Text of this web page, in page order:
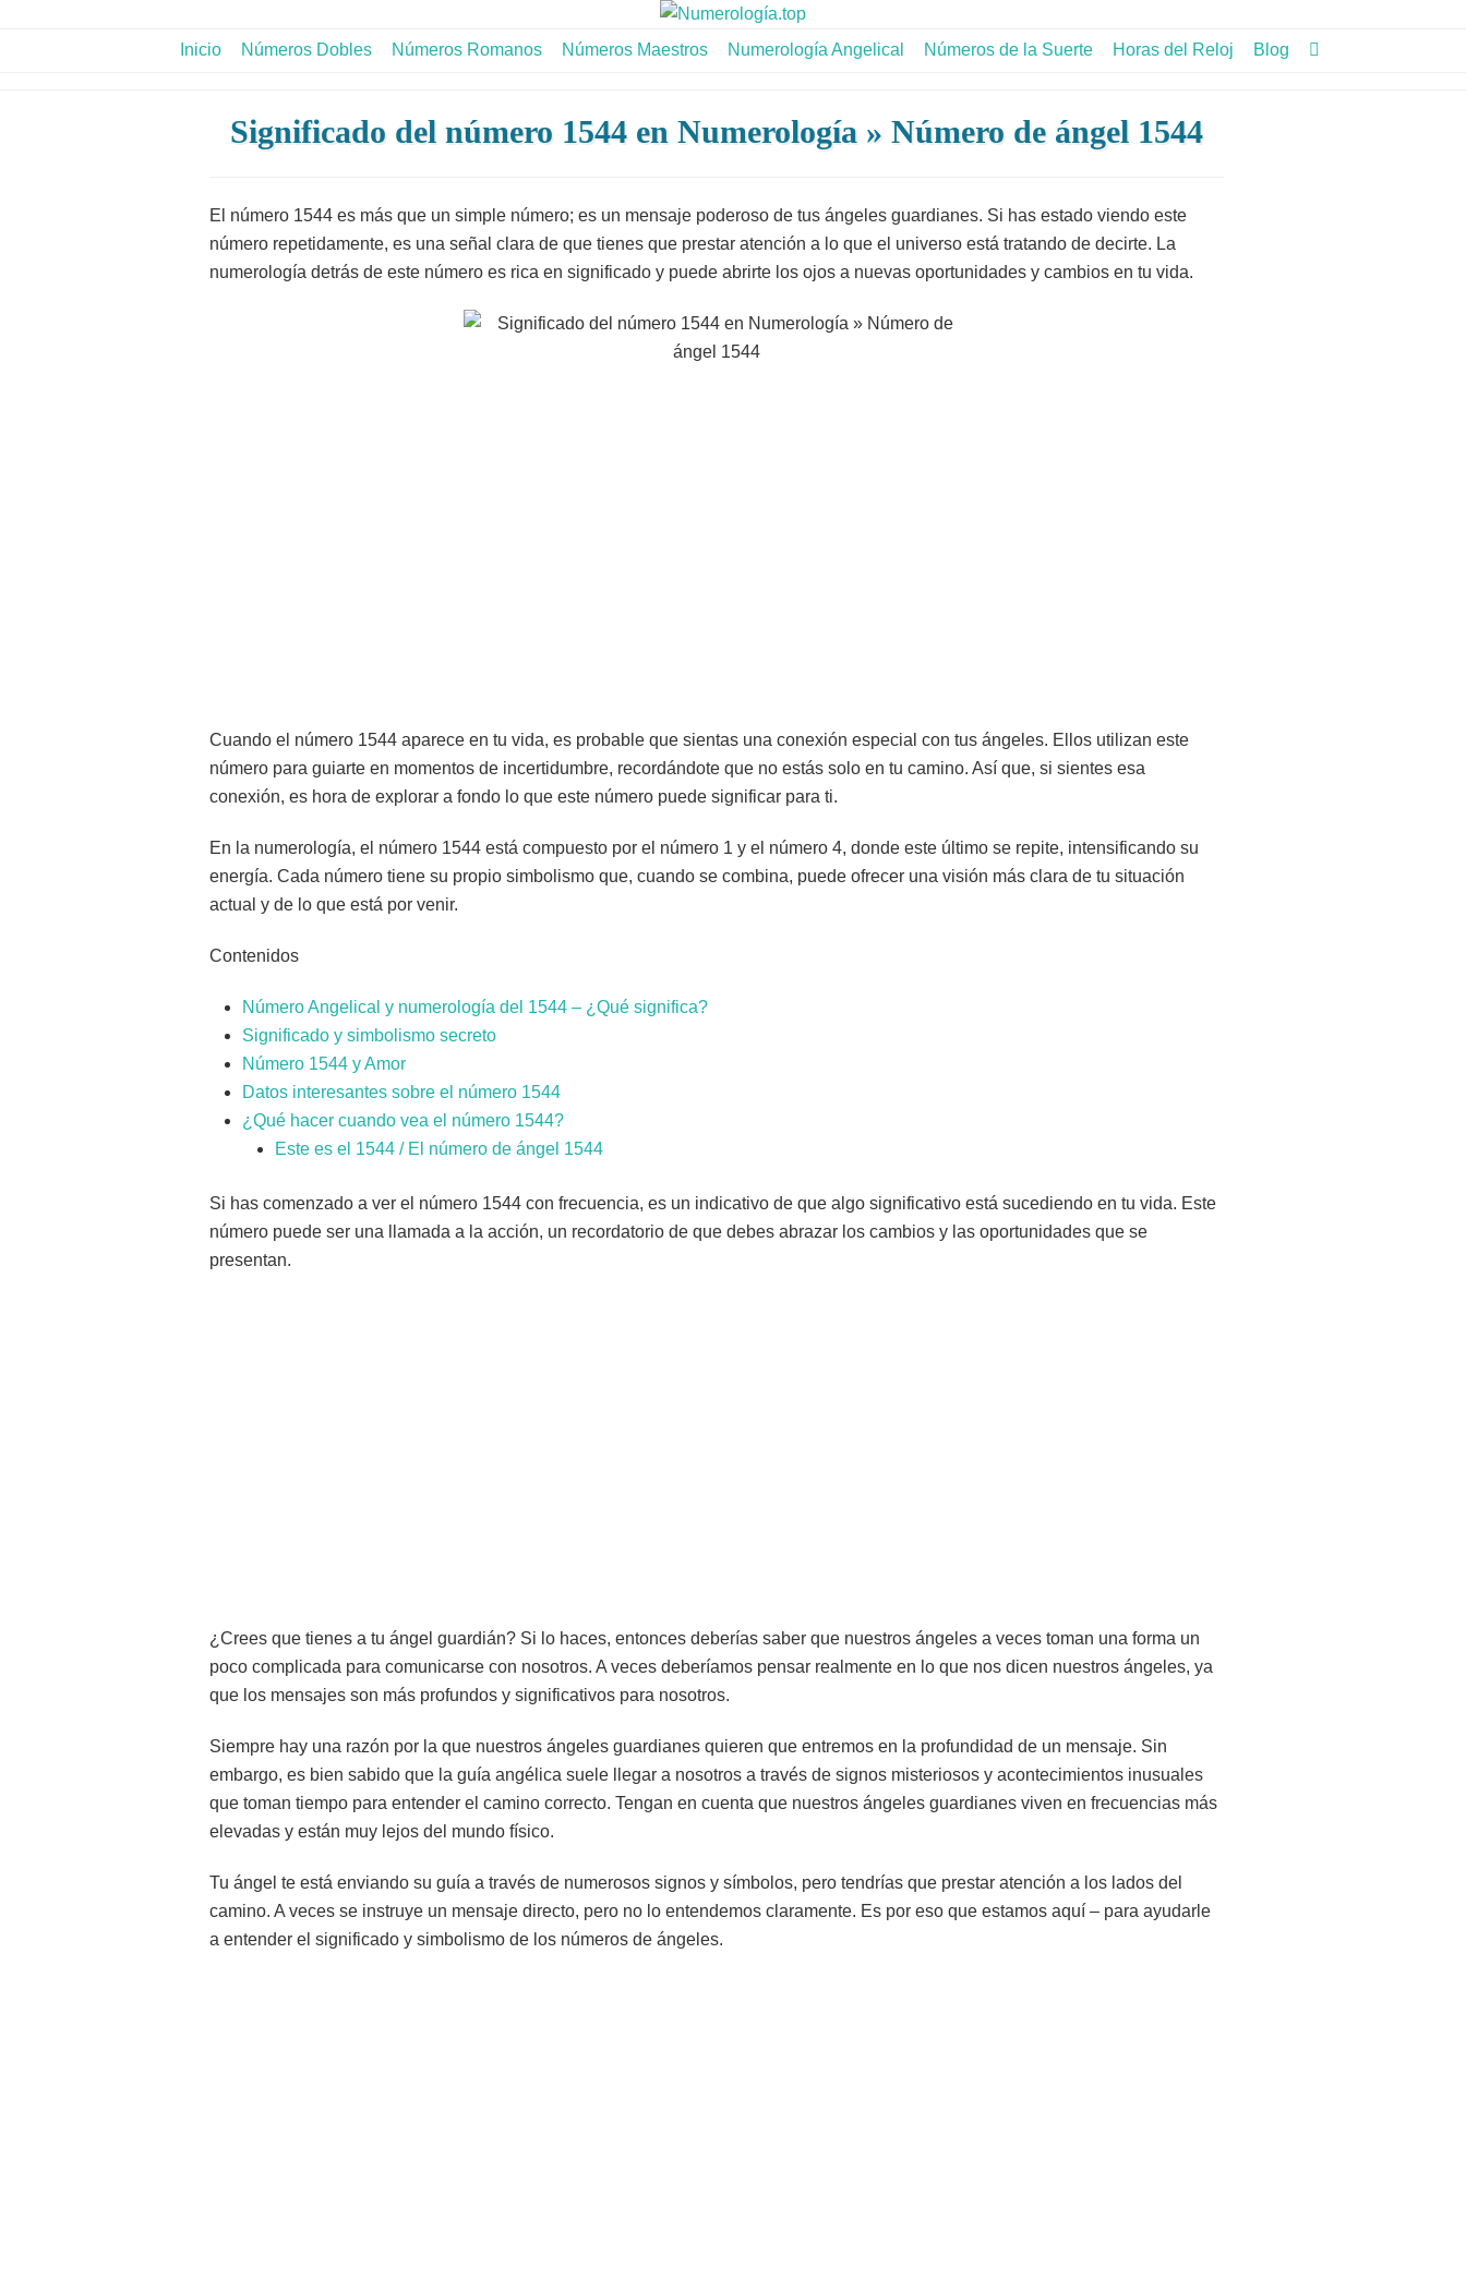
Numerologia.Top
Inicio Números Dobles Números Romanos Números Maestros Numerología Angelical Números de la Suerte Horas del Reloj Blog
Significado del número 1544 en Numerología » Número de ángel 1544
El número 1544 es más que un simple número; es un mensaje poderoso de tus ángeles guardianes. Si has estado viendo este
número repetidamente, es una señal clara de que tienes que prestar atención a lo que el universo está tratando de decirte. La
numerología detrás de este número es rica en significado y puede abrirte los ojos a nuevas oportunidades y cambios en tu vida.
Cuando el número 1544 aparece en tu vida, es probable que sientas una conexión especial con tus ángeles. Ellos utilizan este
número para guiarte en momentos de incertidumbre, recordándote que no estás solo en tu camino. Así que, si sientes esa
conexión, es hora de explorar a fondo lo que este número puede significar para ti.
En la numerología, el número 1544 está compuesto por el número 1 y el número 4, donde este último se repite, intensificando su
energía. Cada número tiene su propio simbolismo que, cuando se combina, puede ofrecer una visión más clara de tu situación
actual y de lo que está por venir.
Contenidos
Número Angelical y numerología del 1544 – ¿Qué significa?
Significado y simbolismo secreto
Número 1544 y Amor
Datos interesantes sobre el número 1544
¿Qué hacer cuando vea el número 1544?
Este es el 1544 / El número de ángel 1544
Si has comenzado a ver el número 1544 con frecuencia, es un indicativo de que algo significativo está sucediendo en tu vida. Este
número puede ser una llamada a la acción, un recordatorio de que debes abrazar los cambios y las oportunidades que se
presentan.
¿Crees que tienes a tu ángel guardián? Si lo haces, entonces deberías saber que nuestros ángeles a veces toman una forma un
poco complicada para comunicarse con nosotros. A veces deberíamos pensar realmente en lo que nos dicen nuestros ángeles, ya
que los mensajes son más profundos y significativos para nosotros.
Siempre hay una razón por la que nuestros ángeles guardianes quieren que entremos en la profundidad de un mensaje. Sin
embargo, es bien sabido que la guía angélica suele llegar a nosotros a través de signos misteriosos y acontecimientos inusuales
que toman tiempo para entender el camino correcto. Tengan en cuenta que nuestros ángeles guardianes viven en frecuencias más
elevadas y están muy lejos del mundo físico.
Tu ángel te está enviando su guía a través de numerosos signos y símbolos, pero tendrías que prestar atención a los lados del
camino. A veces se instruye un mensaje directo, pero no lo entendemos claramente. Es por eso que estamos aquí – para ayudarle
a entender el significado y simbolismo de los números de ángeles.